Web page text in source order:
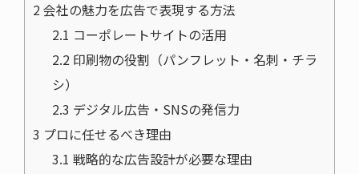
2会社の魅力を広告で表現する方法
2.1 コーポレートサイトの活用
2.2印刷物の役割（パンフレット・名刺・チラ
シ）
2.3 デジタル広告・SNSの発信力
3 プロに任せるべき理由
3.1 戦略的な広告設計が必要な理由